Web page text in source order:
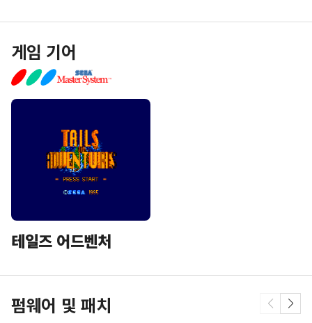
게임 기어
테일즈 어드벤처
펌웨어 및 패치